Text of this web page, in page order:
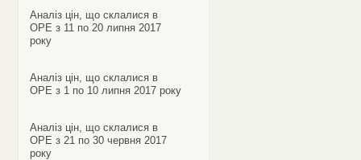
Аналіз цін, що склалися в
ОРЕ з 11 по 20 липня 2017
року
Аналіз цін, що склалися в
ОРЕ з 1 по 10 липня 2017 року
Аналіз цін, що склалися в
ОРЕ з 21 по 30 червня 2017
року